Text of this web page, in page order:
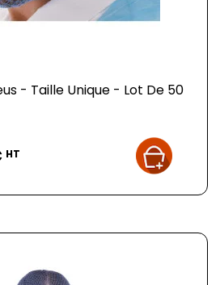
- Taille Unique - Lot De 50
HT